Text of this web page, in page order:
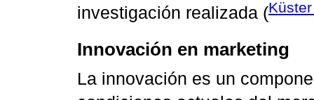
investigación realizada (
Innovación en marketing
La innovación es un